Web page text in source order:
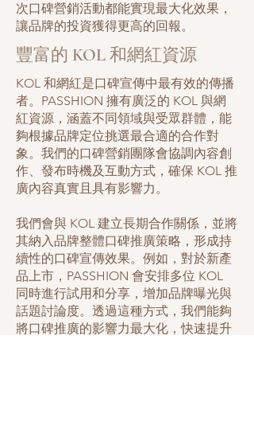
次口碑營銷活動都能實現最大化效果，
讓品牌的投資獲得更高的回報。
豐富的 KOL 和網紅資源
KOL 和網紅是口碑宣傳中最有效的傳播
者。PASSHION 擁有廣泛的 KOL 與網
紅資源，涵蓋不同領域與受眾群體，能
夠根據品牌定位挑選最合適的合作對
象。我們的口碑營銷團隊會協調內容創
作、發布時機及互動方式，確保 KOL 推
廣內容真實且具有影響力。
我們會與 KOL 建立長期合作關係，並將
其納入品牌整體口碑推廣策略，形成持
續性的口碑宣傳效果。例如，對於新產
品上市，PASSHION 會安排多位 KOL
同時進行試用和分享，增加品牌曝光與
話題討論度。透過這種方式，我們能夠
將口碑推廣的影響力最大化，快速提升